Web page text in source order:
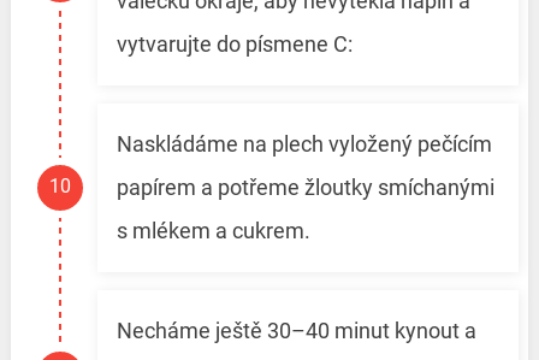
vytvarujte do písmene C:
Naskládáme na plech vyložený pečícím
papírem a potřeme žloutky smíchanými
s mlékem a cukrem.
Necháme ještě 30–40 minut kynout a